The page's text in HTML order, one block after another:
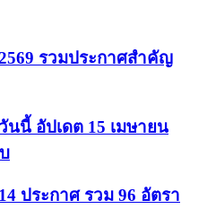
รวมประกาศสำคัญ
นนี้ อัปเดต 15 เมษายน
ประกาศ รวม 96 อัตรา